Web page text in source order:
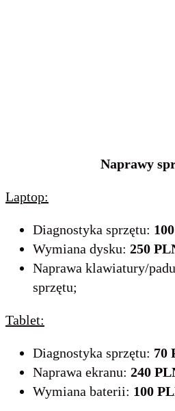
Naprawy
Laptop:
Diagnostyka sprzętu:
Wymiana dysku: 250
Naprawa klawiatury/
sprzętu;
Tablet:
Diagnostyka sprzętu: 70
Naprawa ekranu: 240
Wymiana baterii: 100